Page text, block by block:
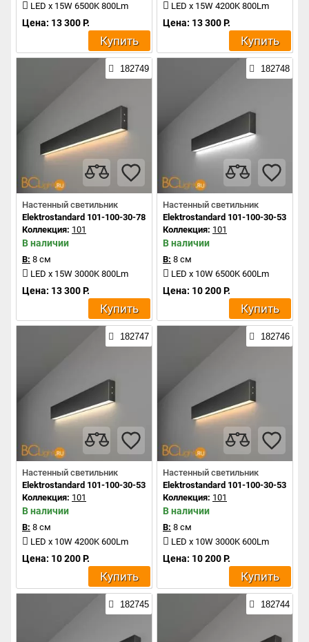
LED x 15W 6500K 800Lm
Цена: 13 300 Р.
Купить
LED x 15W 4200K 800Lm
Цена: 13 300 Р.
Купить
182749
Настенный светильник
Elektrostandard 101-100-30-78 a042939
Коллекция: 101
В наличии
В: 8 см
LED x 15W 3000K 800Lm
Цена: 13 300 Р.
Купить
182748
Настенный светильник
Elektrostandard 101-100-30-53
Коллекция: 101
В наличии
В: 8 см
LED x 10W 6500K 600Lm
Цена: 10 200 Р.
Купить
182747
Настенный светильник
Elektrostandard 101-100-30-53 a042937
Коллекция: 101
В наличии
В: 8 см
LED x 10W 4200K 600Lm
Цена: 10 200 Р.
Купить
182746
Настенный светильник
Elektrostandard 101-100-30-53
Коллекция: 101
В наличии
В: 8 см
LED x 10W 3000K 600Lm
Цена: 10 200 Р.
Купить
182745 182744